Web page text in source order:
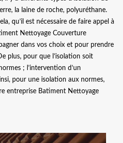
la laine de roche, polyuréthane.
qu’il est nécessaire de faire appel à
Nettoyage Couverture
dans vos choix et pour prendre
plus, pour que l’isolation soit
; l’intervention d’un
pour une isolation aux normes,
entreprise Batiment Nettoyage